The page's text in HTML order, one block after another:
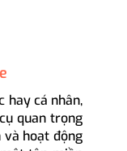
hay cá nhân,
quan trọng
hoạt động